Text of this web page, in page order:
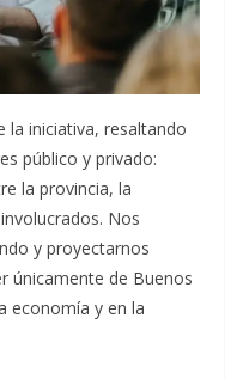
la iniciativa, resaltando
público y privado:
la provincia, la
Nos
y proyectarnos
únicamente de Buenos
economía y en la